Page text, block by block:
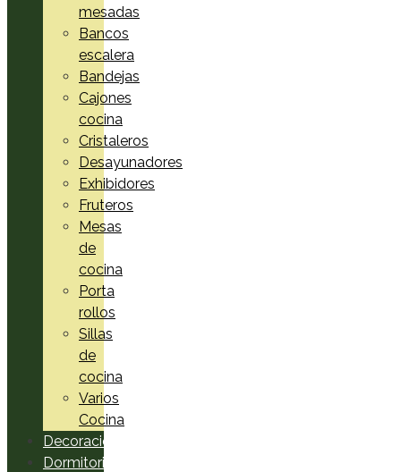
mesadas
Bancos
escalera
Bandejas
Cajones
cocina
Cristaleros
Desayunadores
Exhibidores
Fruteros
Mesas
de
cocina
Porta
rollos
Sillas
de
cocina
Varios
Cocina
Decoración
Dormitorio